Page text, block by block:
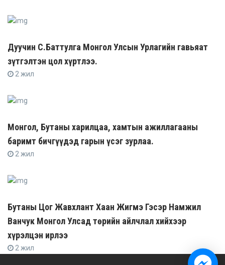
Дуучин С.Баттулга Монгол Улсын Урлагийн гавьяат
зүтгэлтэн цол хүртлээ.
2 жил
Монгол, Бутаны харилцаа, хамтын ажиллагааны
баримт бичгүүдэд гарын үсэг зурлаа.
2 жил
Бутаны Цог Жавхлант Хаан Жигмэ Гэсэр Намжил
Ванчук Монгол Улсад төрийн айлчлал хийхээр
хүрэлцэн ирлээ
2 жил